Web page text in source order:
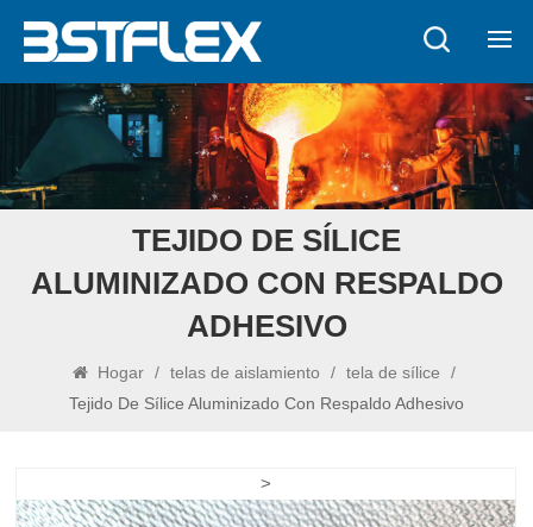
TEJIDO DE SÍLICE
ALUMINIZADO CON RESPALDO
ADHESIVO
Hogar / telas de aislamiento / tela de sílice
/
Tejido De Sílice Aluminizado Con Respaldo Adhesivo
>